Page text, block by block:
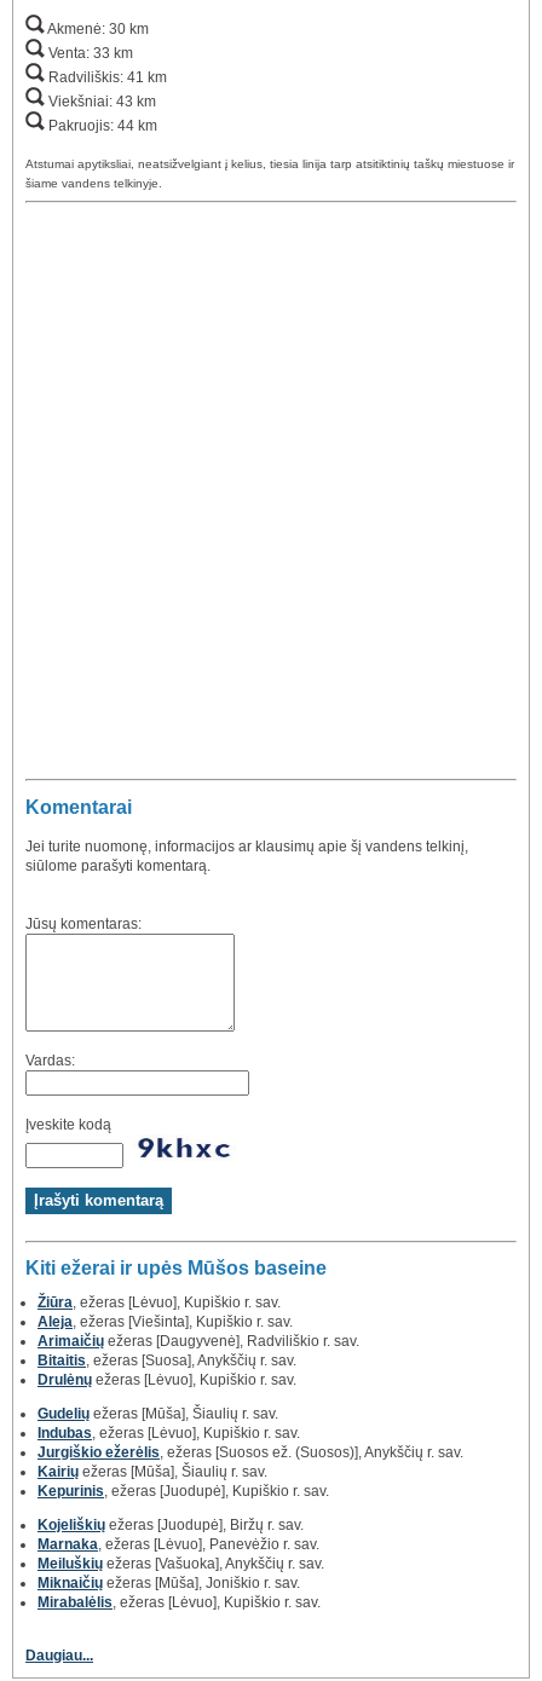
Akmenė: 30 km
Venta: 33 km
Radviliškis: 41 km
Viekšniai: 43 km
Pakruojis: 44 km
Atstumai apytiksliai, neatsižvelgiant į kelius, tiesia linija tarp atsitiktinių taškų miestuose ir
šiame vandens telkinyje.
Komentarai
Jei turite nuomonę, informacijos ar klausimų apie šį vandens telkinį,
siūlome parašyti komentarą.
Jūsų komentaras:
Vardas:
Įveskite kodą
Kiti ežerai ir upės Mūšos baseine
Žiūra, ežeras [Lėvuo], Kupiškio r. sav.
Aleja, ežeras [Viešinta], Kupiškio r. sav.
Arimaičių ežeras [Daugyvenė], Radviliškio r. sav.
Bitaitis, ežeras [Suosa], Anykščių r. sav.
Drulėnų ežeras [Lėvuo], Kupiškio r. sav.
Gudelių ežeras [Mūša], Šiaulių r. sav.
Indubas, ežeras [Lėvuo], Kupiškio r. sav.
Jurgiškio ežerėlis, ežeras [Suosos ež. (Suosos)], Anykščių r. sav.
Kairių ežeras [Mūša], Šiaulių r. sav.
Kepurinis, ežeras [Juodupė], Kupiškio r. sav.
Kojeliškių ežeras [Juodupė], Biržų r. sav.
Marnaka, ežeras [Lėvuo], Panevėžio r. sav.
Meiluškių ežeras [Vašuoka], Anykščių r. sav.
Miknaičių ežeras [Mūša], Joniškio r. sav.
Mirabalėlis, ežeras [Lėvuo], Kupiškio r. sav.
Daugiau...